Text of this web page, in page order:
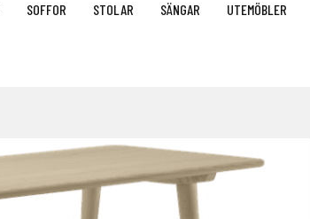
SOFFOR STOLAR SÄNGAR UTEMÖBLER